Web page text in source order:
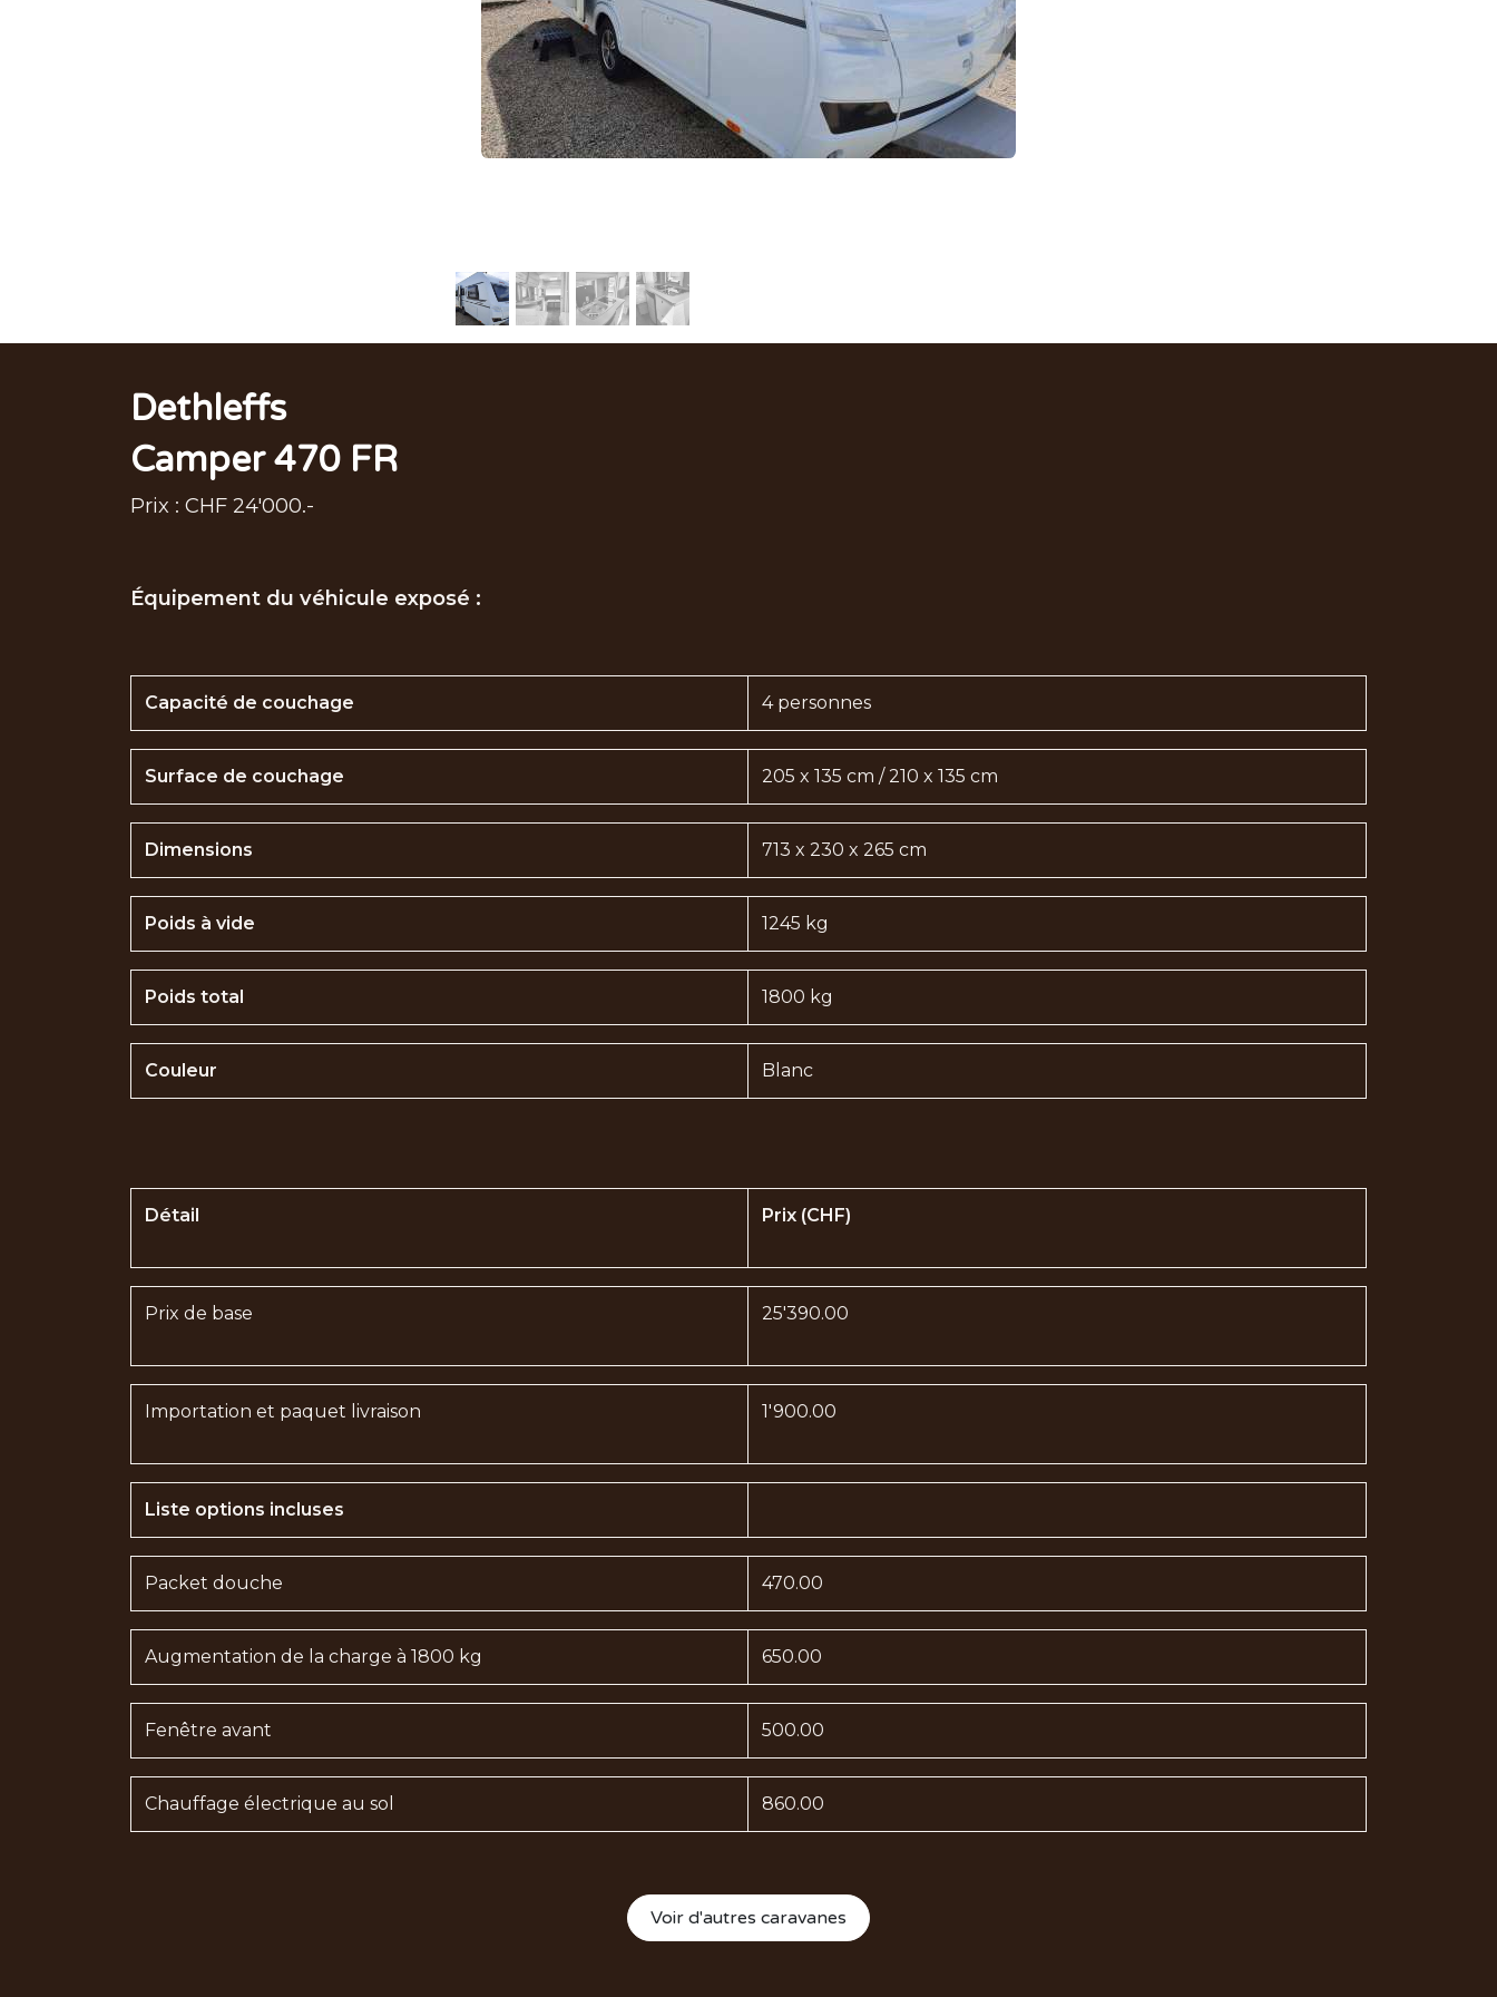
Dethleffs
Camper 470 FR
Prix : CHF 24'000.-
Équipement du véhicule exposé :
Capacité de couchage 4 personnes
Surface de couchage 205 x 135 cm / 210 x 135 cm
Dimensions 713 x 230 x 265 cm
Poids à vide 1245 kg
Poids total 1800 kg
Couleur Blanc
Détail Prix (CHF)
Prix de base 25'390.00
Importation et paquet livraison 1'900.00
Liste options incluses
Packet douche 470.00
Augmentation de la charge à 1800 kg 650.00
Fenêtre avant 500.00
Chauffage électrique au sol 860.00
Voir d'autres caravanes